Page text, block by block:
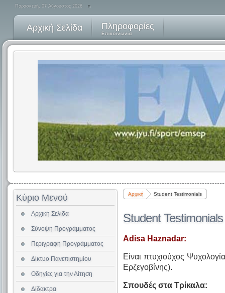
Παρασκευή, 07 Αύγουστος 2026
Αρχική Σελίδα Πληροφορίες
Επικοινωνία
Αρχική Student Testimonials
Student Testimonials
Adisa Haznadar:
Είναι πτυχιούχος
Ερζεγοβίνης).
Σπουδές στα Τρίκαλα:
Κύριο Μενού
Αρχική Σελίδα
Σύνοψη Προγράμματος
Περιγραφή Προγράμματος
Δίκτυο Πανεπιστημίου
Oδηγίες για την Αίτηση
Δίδακτρα